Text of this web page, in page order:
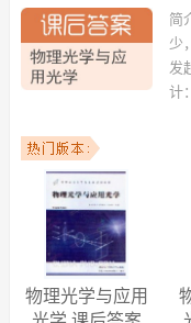
简
少
发
计：
科学与技术、光电信息工
学工程、应用物理学、电
术、测控技术与仪器 等专
以下学校的同学下载过
物
理工大学、西安邮电学院
学、中北大学、西安工业
学院 等。
物理光学与应用